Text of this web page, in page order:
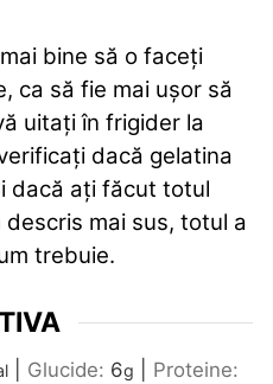
bine să o faceți
ca să fie mai ușor să
uitați în frigider la
dacă gelatina
dacă ați făcut totul
mai sus, totul a
trebuie.
Glucide: 6g
Proteine: